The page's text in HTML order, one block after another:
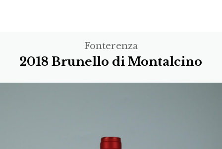
Fonterenza
2018 Brunello di Montalcino